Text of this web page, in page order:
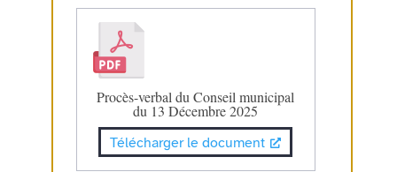
Procès-verbal du Conseil municipal
du 13 Décembre 2025
Télécharger le document